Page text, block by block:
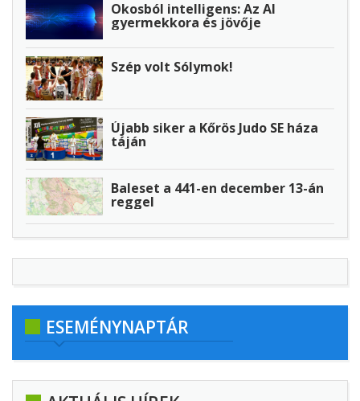
Okosból intelligens: Az AI
gyermekkora és jövője
Szép volt Sólymok!
Újabb siker a Kőrös Judo SE háza
táján
Baleset a 441-en december 13-án
reggel
ESEMÉNYNAPTÁR